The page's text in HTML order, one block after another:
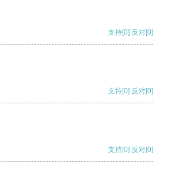
支持[0] 反对[0]
支持[0] 反对[0]
支持[0] 反对[0]